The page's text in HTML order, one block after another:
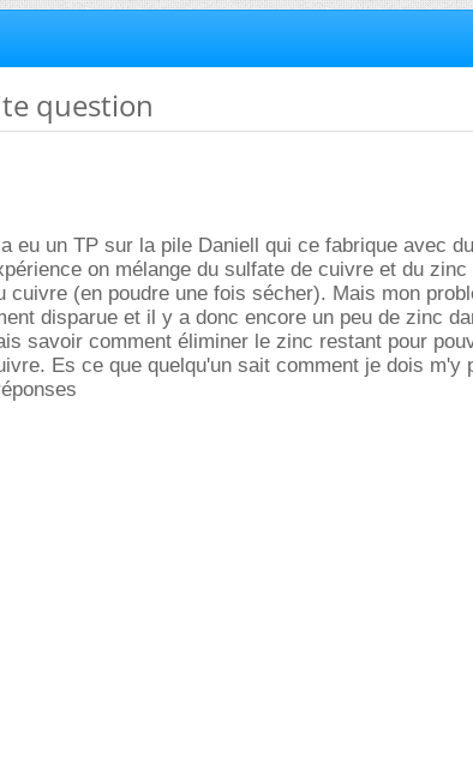
question
eu un TP sur la pile Daniell qui ce fabrique avec
on mélange du sulfate de cuivre et du zinc
cuivre (en poudre une fois sécher). Mais mon
disparue et il y a donc encore un peu de zinc
savoir comment éliminer le zinc restant pour
Es ce que quelqu'un sait comment je dois m'y